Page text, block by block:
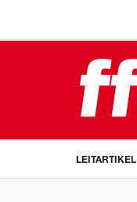
LEITARTIKEL